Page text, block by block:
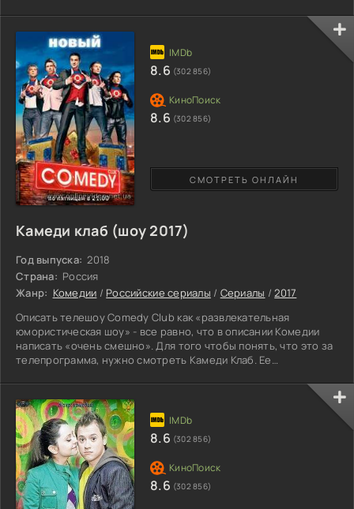
ситуации из жизни многих россиян. Сюжетом для данного
телевизионного шоу Однажды в России 5 сезон станет
интерпретация всех непростых и сложных социальных сцен,
с точки зрения юмора, для общего обзора и веселья
зрителей.
Камеди клаб (шоу 2017)
Год выпуска: 2018
Страна: Россия
Жанр: Комедии / Российские сериалы / Сериалы /2017
Описать телешоу Comedy Club как «развлекательная
юмористическая шоу» - все равно, что в описании Комедии
написать «очень смешно». Для того чтобы понять, что это за
телепрограмма, нужно смотреть Камеди Клаб. Ее
являются самые известные комики России и СНГ: двери
comedy club открыты и начинающим, и маститым профи.
Comedy Club – это тонкие шутки, рассчитанные на широкие
массы, и достаточно откровенные шутки, которые не поймет
ханжа. Это
СМОТРЕТЬ ОНЛАЙН
8.6 (302 856)
8.6 (302 856)
8.6 (302 856)
8.6 (302 856)